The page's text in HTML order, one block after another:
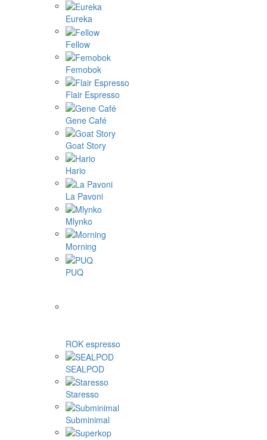
Eureka
Fellow
Femobok
Flair Espresso
Gene Café
Goat Story
Hario
La Pavoni
Mlynko
Morning
PUQ
ROK espresso
SEALPOD
Staresso
Subminimal